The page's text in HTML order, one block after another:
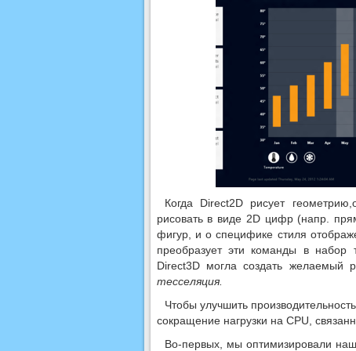
Когда Direct2D рисует
рисовать в виде 2D цифр (напр.
фигур, и о специфике стиля
преобразует эти команды в набор
Direct3D могла создать желаемый
тесселяция.
Чтобы улучшить
сокращение нагрузки на CPU,
Во-первых, мы оптимизировали